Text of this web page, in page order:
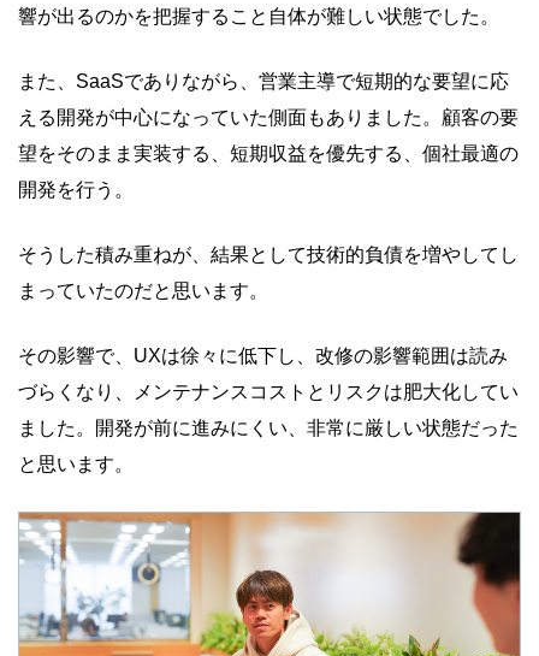
響が出るのかを把握すること自体が難しい状態でした。
また、SaaSでありながら、営業主導で短期的な要望に応
える開発が中心になっていた側面もありました。顧客の要
望をそのまま実装する、短期収益を優先する、個社最適の
開発を行う。
そうした積み重ねが、結果として技術的負債を増やしてし
まっていたのだと思います。
その影響で、UXは徐々に低下し、改修の影響範囲は読み
づらくなり、メンテナンスコストとリスクは肥大化してい
ました。開発が前に進みにくい、非常に厳しい状態だった
と思います。